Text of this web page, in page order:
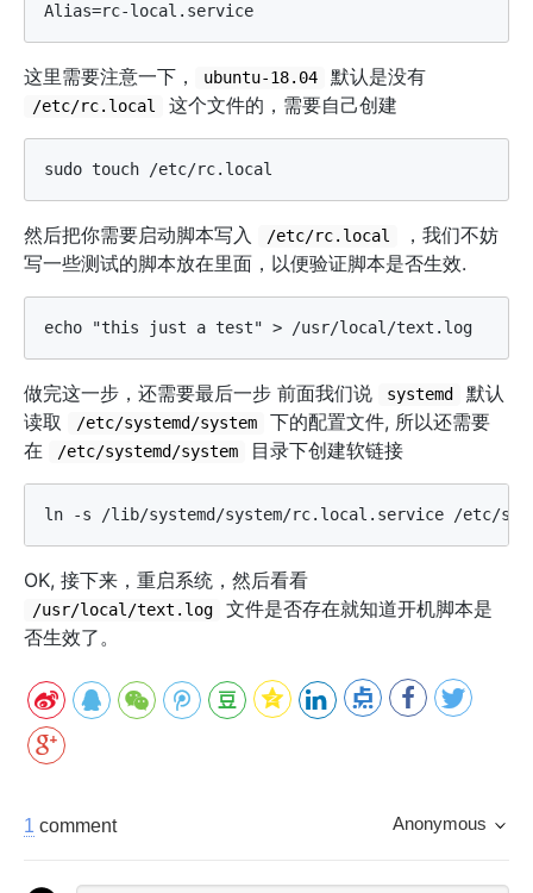
这里需要注意一下， ubuntu-18.04 默认是没有
/etc/rc.local 这个文件的，需要自己创建
然后把你需要启动脚本写入 /etc/rc.local
，我们不妨
写一些测试的脚本放在里面，以便验证脚本是否生效.
做完这一步，还需要最后一步 前面我们说 systemd
默认
读取
/etc/systemd/system
下的配置文件, 所以还需要
在
/etc/systemd/system 目录下创建软链接
OK, 接下来，重启系统，然后看看
/usr/local/text.log
文件是否存在就知道开机脚本是
否生效了。
1 comment Anonymous